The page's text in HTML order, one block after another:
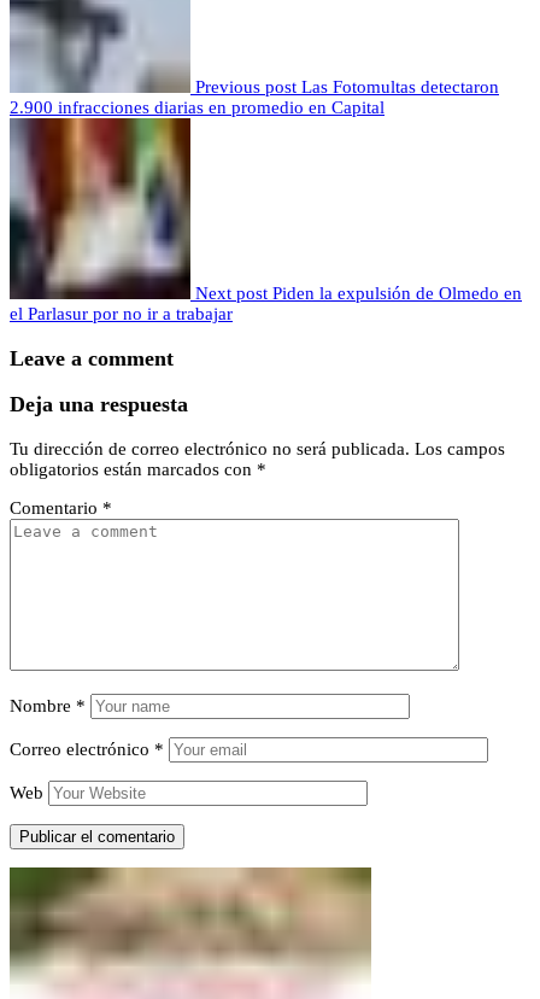
Previous post Las Fotomultas detectaron
2.900 infracciones diarias en promedio en Capital
Next post Piden la expulsión de Olmedo en
el Parlasur por no ir a trabajar
Leave a comment
Deja una respuesta
Tu dirección de correo electrónico no será publicada. Los campos
obligatorios están marcados con *
Comentario *
Nombre *
Correo electrónico *
Web